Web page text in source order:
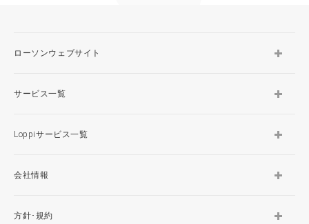
ローソンウェブサイト
サービス一覧
Loppiサービス一覧
会社情報
方針･規約